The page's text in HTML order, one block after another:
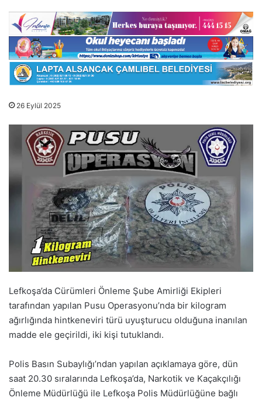
26 Eylül 2025
Lefkoşa’da Cürümleri Önleme Şube Amirliği Ekipleri
tarafından yapılan Pusu Operasyonu’nda bir kilogram
ağırlığında hintkeneviri türü uyuşturucu olduğuna inanılan
madde ele geçirildi, iki kişi tutuklandı.
Polis Basın Subaylığı’ndan yapılan açıklamaya göre, dün
saat 20.30 sıralarında Lefkoşa’da, Narkotik ve Kaçakçılığı
Önleme Müdürlüğü ile Lefkoşa Polis Müdürlüğüne bağlı